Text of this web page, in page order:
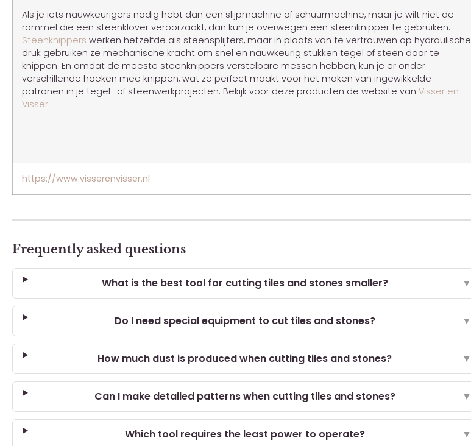
Als je iets nauwkeurigers nodig hebt dan een slijpmachine of schuurmachine, maar je wilt niet de
rommel die een steenklover veroorzaakt, dan kun je overwegen een steenknipper te gebruiken.
Steenknippers werken hetzelfde als steensplijters, maar in plaats van te vertrouwen op hydraulische
druk gebruiken ze mechanische kracht om snel en nauwkeurig stukken tegel of steen door te
knippen. En omdat de meeste steenknippers verstelbare messen hebben, kun je er onder
verschillende hoeken mee knippen, wat ze perfect maakt voor het maken van ingewikkelde
patronen in je tegel- of steenwerkprojecten. Bekijk voor deze producten de website van Visser en
Visser.
https://www.visserenvisser.nl
Frequently asked questions
What is the best tool for cutting tiles and stones smaller? ▼
Do I need special equipment to cut tiles and stones? ▼
How much dust is produced when cutting tiles and stones? ▼
Can I make detailed patterns when cutting tiles and stones? ▼
Which tool requires the least power to operate? ▼